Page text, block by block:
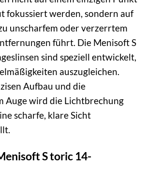
fokussiert werden, sondern auf
unscharfem oder verzerrtem
führt. Die Menisoft S
sind speziell entwickelt,
auszugleichen.
Aufbau und die
Auge wird die Lichtbrechung
scharfe, klare Sicht
S toric 14-